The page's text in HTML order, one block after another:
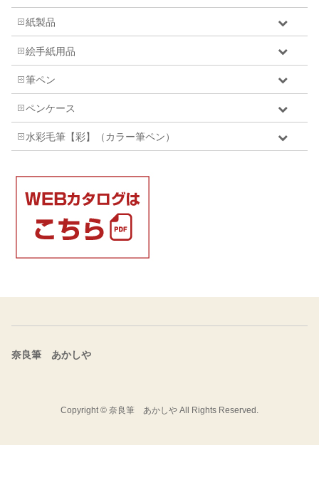
紙製品
絵手紙用品
筆ペン
ペンケース
水彩毛筆【彩】（カラー筆ペン）
奈良筆 あかしや
Copyright © 奈良筆 あかしや All Rights Reserved.